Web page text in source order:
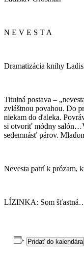
N E V E S T A
Dramatizácia knihy
Titulná postava –
zvláštnou povahou. Do
niekam do ďaleka.
si otvoriť módny
sedemnásť párov.
Nevesta patrí k prózam,
LÍZINKA: Som šťastná…
Pridať do kalendára